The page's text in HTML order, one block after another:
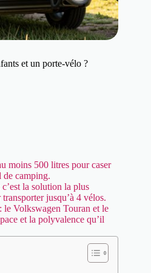
et un porte-vélo ?
moins 500 litres pour caser
de camping.
c’est la solution la plus
jusqu’à 4 vélos.
: le Volkswagen Touran et le
et la polyvalence qu’il